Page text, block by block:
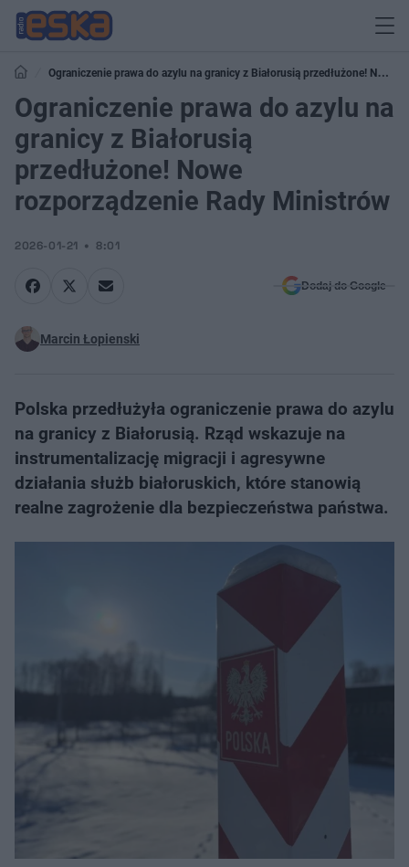
Ograniczenie prawa do azylu na granicy z Białorusią przedłużone! Nowe
rozporządzenie Rady Ministrów
Ograniczenie prawa do azylu na
granicy z Białorusią
przedłużone! Nowe
rozporządzenie Rady Ministrów
2026-01-21 8:01
Dodaj do Google
Marcin Łopienski
Polska przedłużyła ograniczenie prawa do azylu
na granicy z Białorusią. Rząd wskazuje na
instrumentalizację migracji i agresywne
działania służb białoruskich, które stanowią
realne zagrożenie dla bezpieczeństwa państwa.